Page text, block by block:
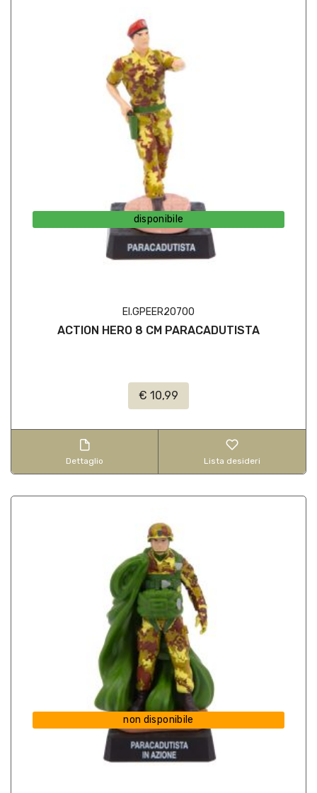
disponibile
EI.GPEER20700
ACTION HERO 8 CM PARACADUTISTA
€ 10,99
Dettaglio Lista desideri
non disponibile